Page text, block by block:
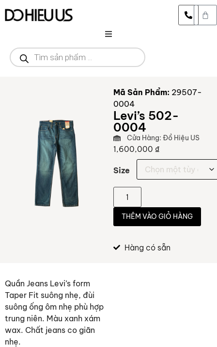
DANH MỤC
Mã Sản Phẩm: 29507-
0004
Levi’s 502-
0004
Cửa Hàng: Đồ Hiệu US
1,600,000 ₫
Size
THÊM VÀO GIỎ HÀNG
Hàng có sẵn
Quần Jeans Levi’s form
Taper Fit suông nhẹ, đùi
suông ống ôm nhẹ phù hợp
trung niên. Màu xanh xám
wax. Chất jeans co giãn
nhẹ.